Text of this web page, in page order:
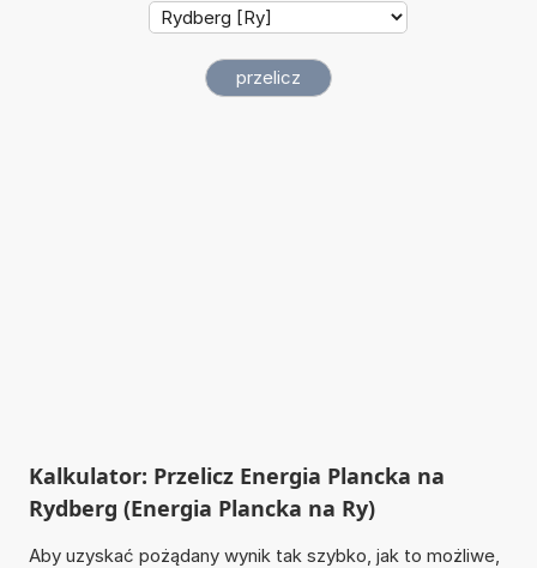
Kalkulator: Przelicz Energia Plancka na
Rydberg (Energia Plancka na Ry)
Aby uzyskać pożądany wynik tak szybko, jak to możliwe,